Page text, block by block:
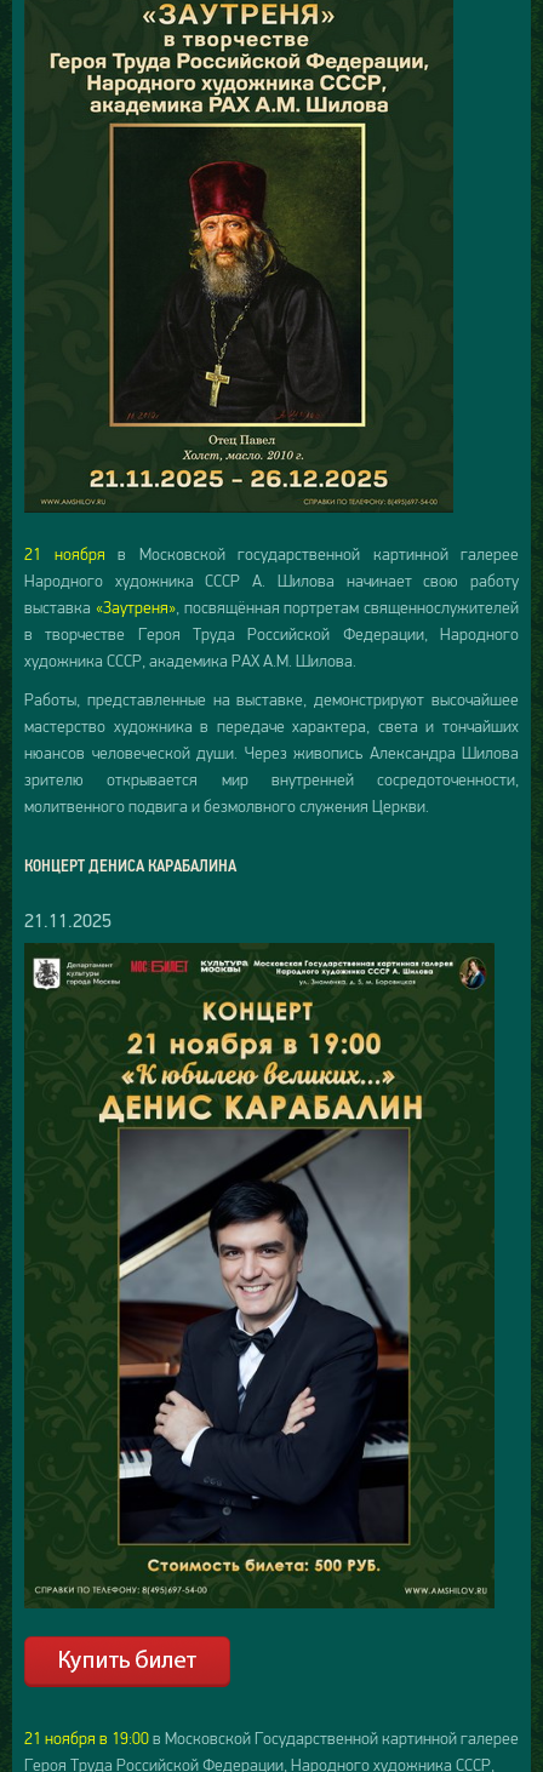
21 ноября в Московской государственной картинной галерее
Народного художника СССР А. Шилова начинает свою работу
выставка «Заутреня», посвящённая портретам священнослужителей
в творчестве Героя Труда Российской Федерации, Народного
художника СССР, академика РАХ А.М. Шилова.
Работы, представленные на выставке, демонстрируют высочайшее
мастерство художника в передаче характера, света и тончайших
нюансов человеческой души. Через живопись Александра Шилова
зрителю открывается мир внутренней сосредоточенности,
молитвенного подвига и безмолвного служения Церкви.
КОНЦЕРТ ДЕНИСА КАРАБАЛИНА
21.11.2025
21 ноября в 19:00в Московской Государственной картинной галерее
Героя Труда Российской Федерации, Народного художника СССР,